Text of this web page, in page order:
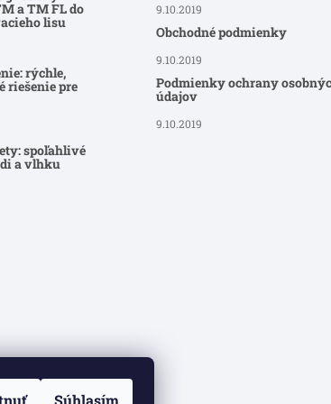
Súhlasím
a TM FL do
lisu
rýchle,
riešenie pre
spoľahlivé
a vlhku
9.10.2019
Obchodné podmienky
9.10.2019
Podmienky ochrany
údajov
9.10.2019